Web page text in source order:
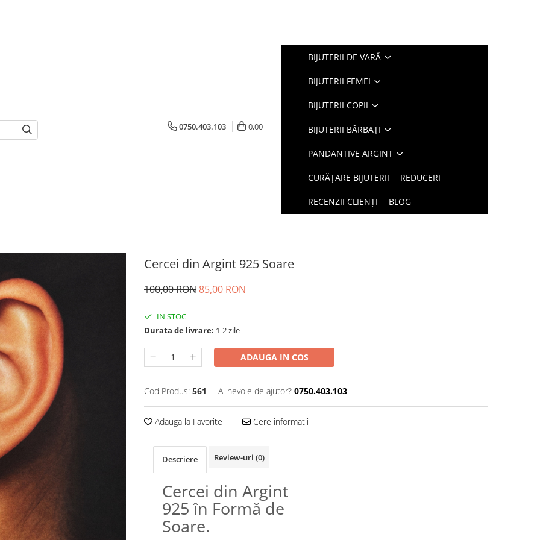
0750.403.103 0,00
BIJUTERII DE VARĂ
BIJUTERII FEMEI
BIJUTERII COPII
BIJUTERII BĂRBAȚI
PANDANTIVE ARGINT
CURĂȚARE BIJUTERII REDUCERI
RECENZII CLIENȚI BLOG
Cercei din Argint 925 Soare
100,00 RON85,00 RON
IN STOC
Durata de livrare: 1-2 zile
ADAUGA IN COS
Cod Produs: 561 Ai nevoie de ajutor? 0750.403.103
Adauga la Favorite Cere informatii
Descriere Review-uri (0)
Cercei din Argint
925 în Formă de
Soare.